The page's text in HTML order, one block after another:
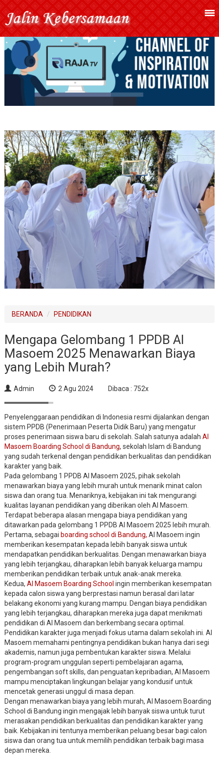
BERANDA PENDIDIKAN
Mengapa Gelombang 1 PPDB Al
Masoem 2025 Menawarkan Biaya
yang Lebih Murah?
Admin 2 Agu 2024 Dibaca : 752x
Penyelenggaraan pendidikan di Indonesia resmi dijalankan dengan
sistem PPDB (Penerimaan Peserta Didik Baru) yang mengatur
proses penerimaan siswa baru di sekolah. Salah satunya adalah Al
Masoem Boarding School di Bandung, sekolah Islam di Bandung
yang sudah terkenal dengan pendidikan berkualitas dan pendidikan
karakter yang baik.
Pada gelombang 1 PPDB Al Masoem 2025, pihak sekolah
menawarkan biaya yang lebih murah untuk menarik minat calon
siswa dan orang tua. Menariknya, kebijakan ini tak mengurangi
kualitas layanan pendidikan yang diberikan oleh Al Masoem.
Terdapat beberapa alasan mengapa biaya pendidikan yang
ditawarkan pada gelombang 1 PPDB Al Masoem 2025 lebih murah.
Pertama, sebagai boarding school di Bandung, Al Masoem ingin
memberikan kesempatan kepada lebih banyak siswa untuk
mendapatkan pendidikan berkualitas. Dengan menawarkan biaya
yang lebih terjangkau, diharapkan lebih banyak keluarga mampu
memberikan pendidikan terbaik untuk anak-anak mereka.
Kedua, Al Masoem Boarding School ingin memberikan kesempatan
kepada calon siswa yang berprestasi namun berasal dari latar
belakang ekonomi yang kurang mampu. Dengan biaya pendidikan
yang lebih terjangkau, diharapkan mereka juga dapat menikmati
pendidikan di Al Masoem dan berkembang secara optimal.
Pendidikan karakter juga menjadi fokus utama dalam sekolah ini. Al
Masoem memahami pentingnya pendidikan bukan hanya dari segi
akademis, namun juga pembentukan karakter siswa. Melalui
program-program unggulan seperti pembelajaran agama,
pengembangan soft skills, dan penguatan kepribadian, Al Masoem
mampu menciptakan lingkungan belajar yang kondusif untuk
mencetak generasi unggul di masa depan.
Dengan menawarkan biaya yang lebih murah, Al Masoem Boarding
School di Bandung ingin mengajak lebih banyak siswa untuk turut
merasakan pendidikan berkualitas dan pendidikan karakter yang
baik. Kebijakan ini tentunya memberikan peluang besar bagi calon
siswa dan orang tua untuk memilih pendidikan terbaik bagi masa
depan mereka.